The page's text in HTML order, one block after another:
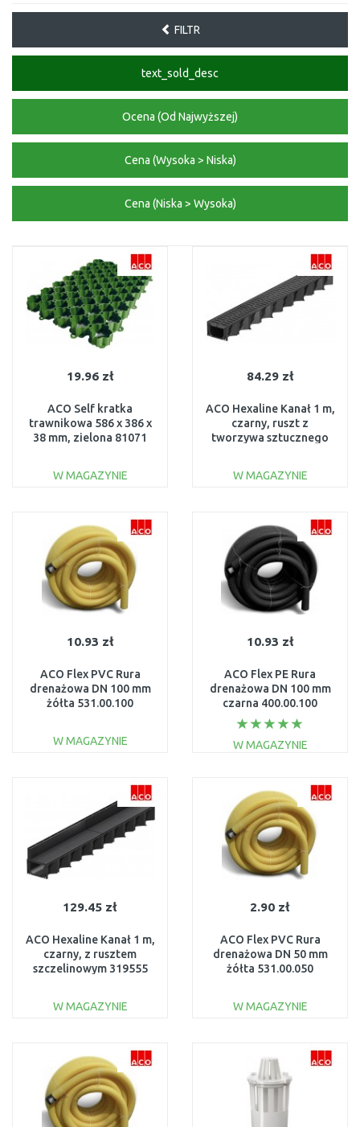
FILTR
text_sold_desc
Ocena (Od Najwyższej)
Cena (Wysoka > Niska)
Cena (Niska > Wysoka)
19.96 zł
ACO Self kratka
trawnikowa 586 x 386 x
38 mm, zielona 81071
W MAGAZYNIE
Do porównania
84.29 zł
ACO Hexaline Kanał 1 m,
czarny, ruszt z
tworzywa sztucznego
W MAGAZYNIE
Do porównania
10.93 zł
ACO Flex PVC Rura
drenażowa DN 100 mm
żółta 531.00.100
W MAGAZYNIE
10.93 zł
ACO Flex PE Rura
drenażowa DN 100 mm
czarna 400.00.100
W MAGAZYNIE
Do porównania
129.45 zł
ACO Hexaline Kanał 1 m,
czarny, z rusztem
szczelinowym 319555
W MAGAZYNIE
Do porównania
2.90 zł
ACO Flex PVC Rura
drenażowa DN 50 mm
żółta 531.00.050
W MAGAZYNIE